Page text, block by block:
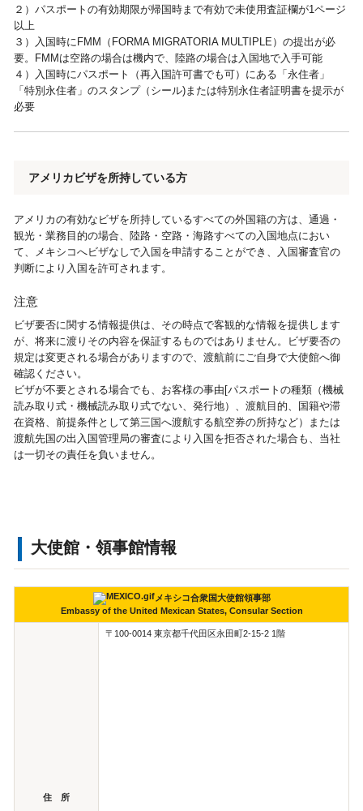
２）パスポートの有効期限が帰国時まで有効で未使用査証欄が1ページ
以上
３）入国時にFMM（FORMA MIGRATORIA MULTIPLE）の提出が必
要。FMMは空路の場合は機内で、陸路の場合は入国地で入手可能
４）入国時にパスポート（再入国許可書でも可）にある「永住者」
「特別永住者」のスタンプ（シール)または特別永住者証明書を提示が
必要
アメリカビザを所持している方
アメリカの有効なビザを所持しているすべての外国籍の方は、通過・
観光・業務目的の場合、陸路・空路・海路すべての入国地点におい
て、メキシコへビザなしで入国を申請することができ、入国審査官の
判断により入国を許可されます。
注意
ビザ要否に関する情報提供は、その時点で客観的な情報を提供します
が、将来に渡りその内容を保証するものではありません。ビザ要否の
規定は変更される場合がありますので、渡航前にご自身で大使館へ御
確認ください。
ビザが不要とされる場合でも、お客様の事由[パスポートの種類（機械
読み取り式・機械読み取り式でない、発行地）、渡航目的、国籍や滞
在資格、前提条件として第三国へ渡航する航空券の所持など）または
渡航先国の出入国管理局の審査により入国を拒否された場合も、当社
は一切その責任を負いません。
大使館・領事館情報
メキシコ合衆国大使館領事部
Embassy of the United Mexican States, Consular Section
住 所
〒100-0014 東京都千代田区永田町2-15-2 1階